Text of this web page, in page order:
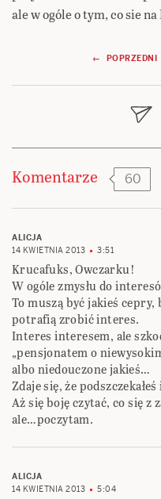
ale w ogóle o tym, co sie
Nawigacja
wpisu
← POPRZEDNI
Komentarze 60
ALICJA
14 KWIETNIA 2013
3:51
Krucafuks, Owczarku!
W ogóle zmysłu do
To muszą być jakieś
potrafią zrobić interes.
Interes interesem, ale
„pensjonatem o
albo niedouczone jakieś…
Zdaje się, że
Aż się boję czytać, co się z
ale…poczytam.
ALICJA
14 KWIETNIA 2013
5:04